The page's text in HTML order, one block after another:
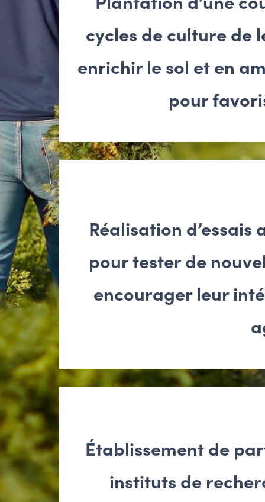
cycles de culture de
enrichir le sol et en
pour
Réalisation
pour tester de
encourager leur
Établissement de
instituts de